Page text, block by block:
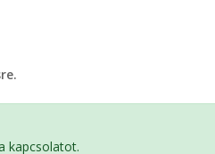
kapcsolatot.